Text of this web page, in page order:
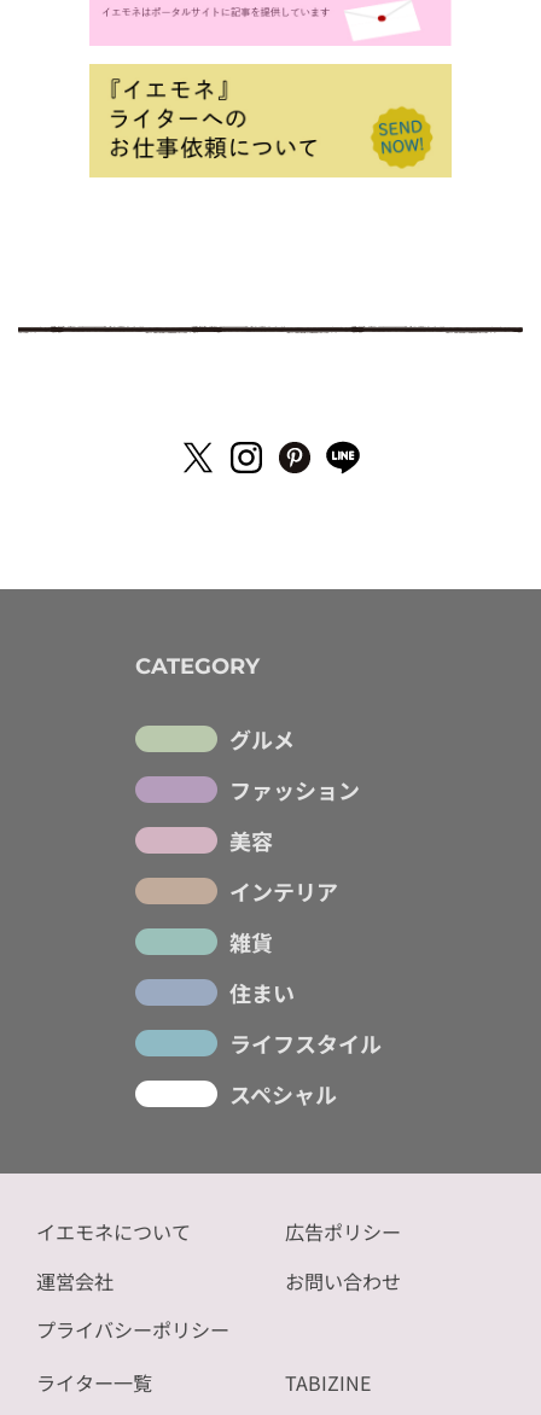
CATEGORY
グルメ
ファッション
美容
インテリア
雑貨
住まい
ライフスタイル
スペシャル
イエモネについて
運営会社
プライバシーポリシー
広告ポリシー
お問い合わせ
ライター一覧 TABIZINE